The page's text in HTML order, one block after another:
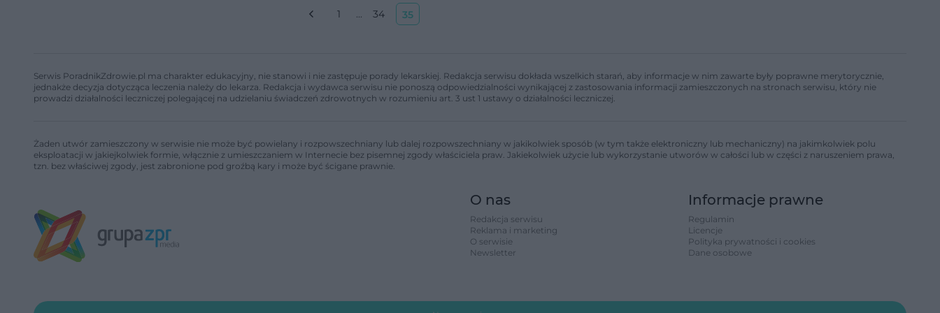
1 ... 34 35
Serwis PoradnikZdrowie.pl ma charakter edukacyjny, nie stanowi i nie zastępuje porady lekarskiej. Redakcja serwisu dokłada wszelkich starań, aby informacje w nim zawarte były poprawne merytorycznie,
jednakże decyzja dotycząca leczenia należy do lekarza. Redakcja i wydawca serwisu nie ponoszą odpowiedzialności wynikającej z zastosowania informacji zamieszczonych na stronach serwisu, który nie
prowadzi działalności leczniczej polegającej na udzielaniu świadczeń zdrowotnych w rozumieniu art. 3 ust 1 ustawy o działalności leczniczej.
Żaden utwór zamieszczony w serwisie nie może być powielany i rozpowszechniany lub dalej rozpowszechniany w jakikolwiek sposób (w tym także elektroniczny lub mechaniczny) na jakimkolwiek polu
eksploatacji w jakiejkolwiek formie, włącznie z umieszczaniem w Internecie bez pisemnej zgody właściciela praw. Jakiekolwiek użycie lub wykorzystanie utworów w całości lub w części z naruszeniem prawa,
tzn. bez właściwej zgody, jest zabronione pod groźbą kary i może być ścigane prawnie.
O nas
Redakcja serwisu
Reklama i marketing
O serwisie
Newsletter
Informacje prawne
Regulamin
Licencje
Polityka prywatności i cookies
Dane osobowe